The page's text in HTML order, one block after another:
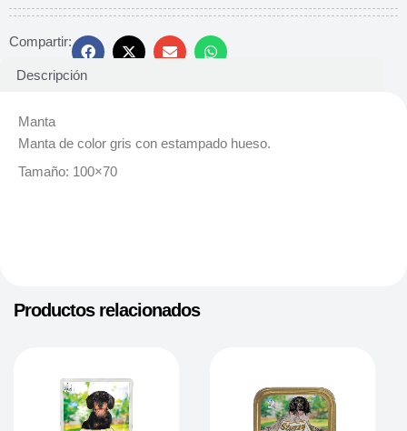
Compartir:
Descripción
Manta
Manta de color gris con estampado hueso.
Tamaño: 100×70
Productos relacionados